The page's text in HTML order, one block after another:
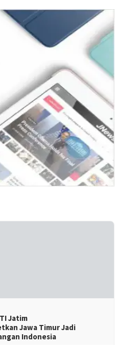
Jatim
Jawa Timur Jadi
Indonesia